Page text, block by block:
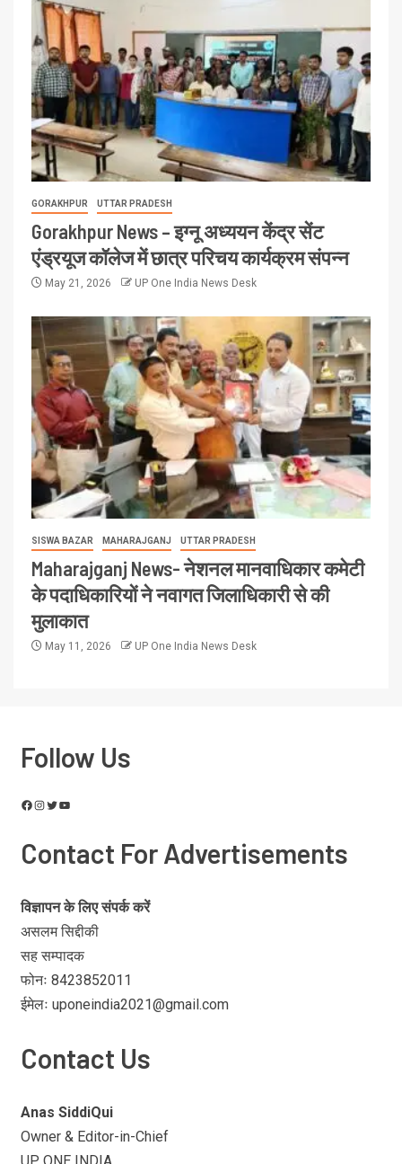
GORAKHPUR UTTAR PRADESH
Gorakhpur News – इग्नू अध्ययन केंद्र सेंट
एंड्रयूज कॉलेज में छात्र परिचय कार्यक्रम संपन्न
May 21, 2026 UP One India News Desk
SISWA BAZAR MAHARAJGANJ UTTAR PRADESH
Maharajganj News- नेशनल मानवाधिकार कमेटी
के पदाधिकारियों ने नवागत जिलाधिकारी से की
मुलाकात
May 11, 2026 UP One India News Desk
Follow Us
Contact For Advertisements
विज्ञापन के लिए संपर्क करें
असलम सिद्दीकी
सह सम्पादक
फोनः 8423852011
ईमेलः uponeindia2021@gmail.com
Contact Us
Anas SiddiQui
Owner & Editor-in-Chief
UP ONE INDIA